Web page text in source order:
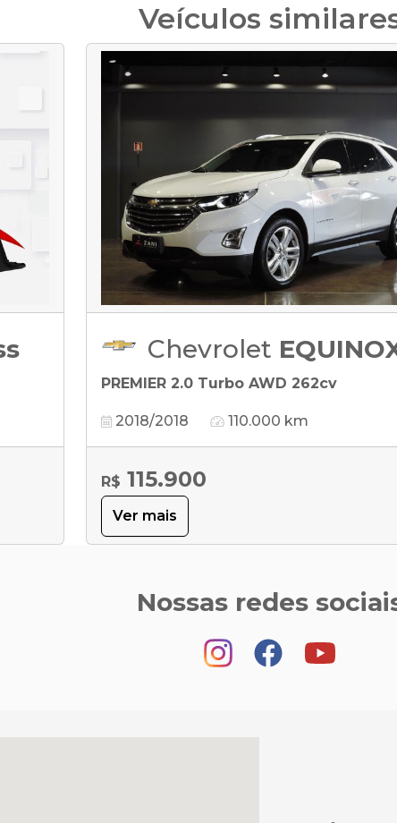
Veículos
Chevrolet
PREMIER 2.0 Turbo AWD 262cv
2018/2018 110.000 km
R$ 115.900
Ver mais
Nossas redes